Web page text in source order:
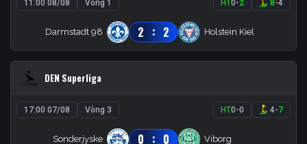
11:00 08/08 Vòng 1 HT0-2 8-4
Darmstadt 98 2 : 2 Holstein Kiel
DEN Superliga
17:00 07/08 Vòng 3 HT0-0 4-7
Sonderjyske 0 : 0 Viborg